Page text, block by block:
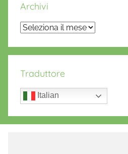
Archivi
Archivi
Traduttore
Italian